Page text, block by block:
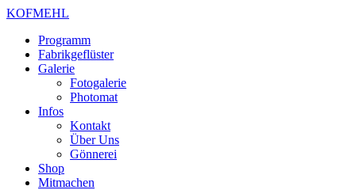
KOFMEHL
Programm
Fabrikgeflüster
Galerie
Fotogalerie
Photomat
Infos
Kontakt
Über Uns
Gönnerei
Shop
Mitmachen